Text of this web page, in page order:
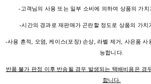
-고객님의 사용 또는 일부 소비에 의하여 상품의 가
-시간의 경과로 재판매가 곤란할 정도로 상품의 가치
-사용 흔적, 오염, 케이스(포장) 손상, 라벨 제거, 사은품 사
능합니다.
반품 불가 판정 이후 반송될 경우 발생되는 택배비용은 경
합니다.